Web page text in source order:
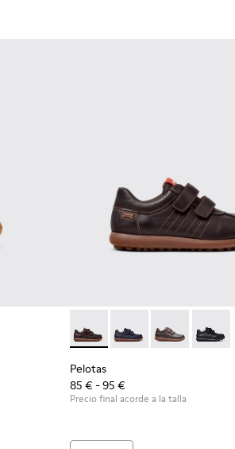
de piel azules para niños.
Pelotas - 80353-044 -
Pelotas - 80353-043
Pelotas -
Pelotas
85 € - 95 €
Precio final acorde a la talla